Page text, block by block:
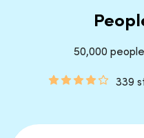
50,000
339